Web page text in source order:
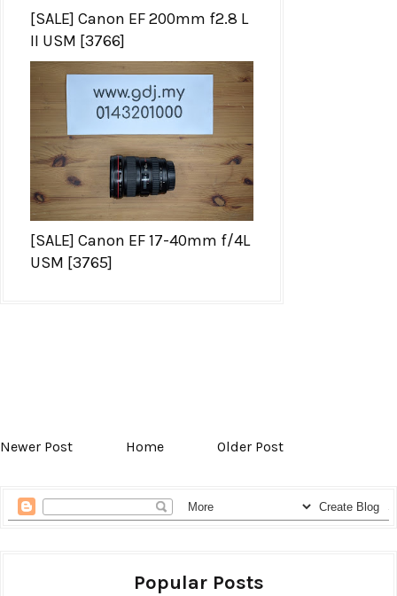
[SALE] Canon EF 200mm f2.8 L
II USM [3766]
[SALE] Canon EF 17-40mm f/4L
USM [3765]
Newer Post Home Older Post
Popular Posts